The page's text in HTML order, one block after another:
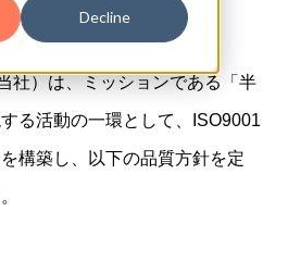
Decline
社）は、ミッションである「半
る活動の一環として、ISO9001
構築し、 以下の品質方針を定